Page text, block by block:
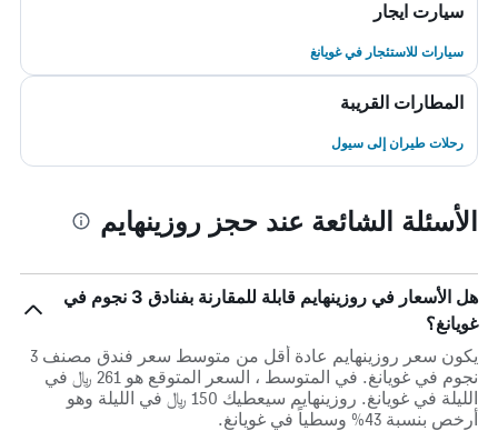
سيارت ايجار
سيارات للاستئجار في غويانغ
المطارات القريبة
رحلات طيران إلى سيول
الأسئلة الشائعة عند حجز روزينهايم
هل الأسعار في روزينهايم قابلة للمقارنة بفنادق 3 نجوم في
غويانغ؟
يكون سعر روزينهايم عادة أقل من متوسط ​​سعر فندق مصنف 3
نجوم في غويانغ. في المتوسط ، السعر المتوقع هو 261 ﷼ في
الليلة في غويانغ. روزينهايم سيعطيك 150 ﷼ في الليلة وهو
أرخص بنسبة 43% وسطياً في غويانغ.